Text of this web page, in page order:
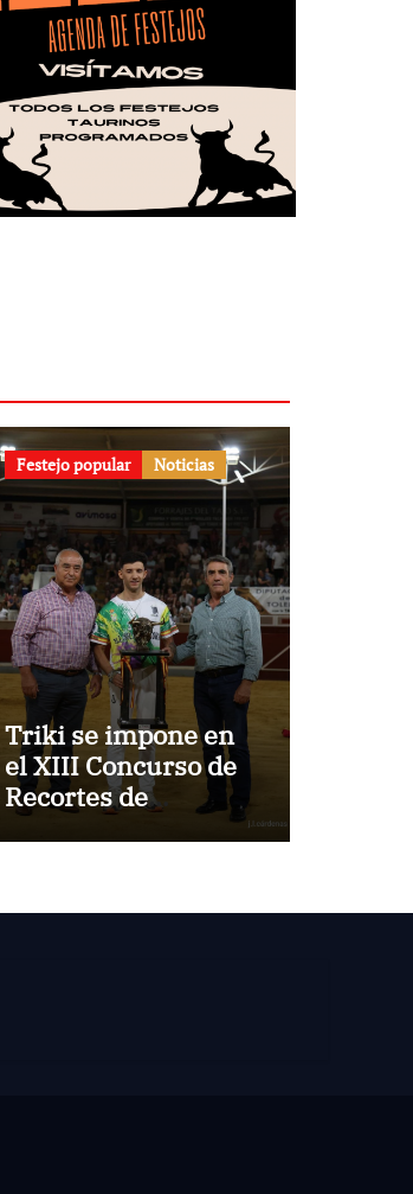
Festejo popular Noticias
Triki se impone en
el XIII Concurso de
Recortes de
Villaseca